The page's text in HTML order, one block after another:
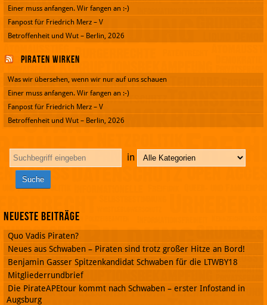
Einer muss anfangen. Wir fangen an :-)
Fanpost für Friedrich Merz – V
Betroffenheit und Wut – Berlin, 2026
Piraten wirken
Was wir übersehen, wenn wir nur auf uns schauen
Einer muss anfangen. Wir fangen an :-)
Fanpost für Friedrich Merz – V
Betroffenheit und Wut – Berlin, 2026
in
Neueste Beiträge
Quo Vadis Piraten?
Neues aus Schwaben – Piraten sind trotz großer Hitze an Bord!
Benjamin Gasser Spitzenkandidat Schwaben für die LTWBY18
Mitgliederrundbrief
Die PirateAPEtour kommt nach Schwaben – erster Infostand in
Augsburg